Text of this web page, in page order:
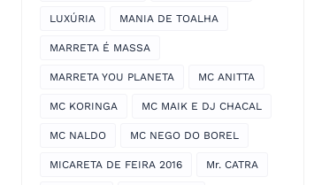
LUXÚRIA MANIA DE TOALHA
MARRETA É MASSA
MARRETA YOU PLANETA MC ANITTA
MC KORINGA MC MAIK E DJ CHACAL
MC NALDO MC NEGO DO BOREL
MICARETA DE FEIRA 2016 Mr. CATRA